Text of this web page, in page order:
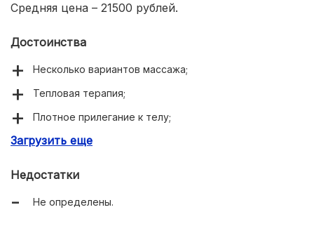
Средняя цена – 21500 рублей.
Достоинства
Несколько вариантов массажа;
Тепловая терапия;
Плотное прилегание к телу;
Проработка всех зон спины;
Загрузить еще
Недостатки
Не определены.